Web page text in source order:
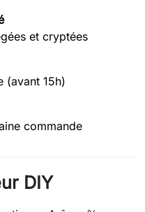
et cryptées
(avant 15h)
commande
DIY